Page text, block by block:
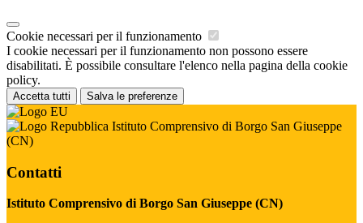
Cookie necessari per il funzionamento
I cookie necessari per il funzionamento non possono essere
disabilitati. È possibile consultare l'elenco nella pagina della cookie
policy.
Accetta tutti Salva le preferenze
Istituto Comprensivo di Borgo San Giuseppe
(CN)
Contatti
Istituto Comprensivo di Borgo San Giuseppe (CN)